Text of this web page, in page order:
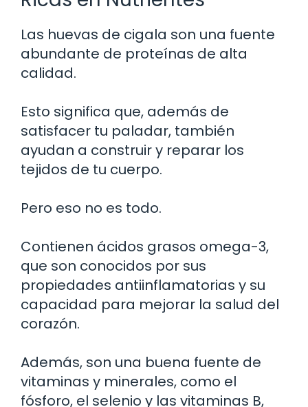
Las huevas de cigala son una fuente
abundante de proteínas de alta
calidad.
Esto significa que, además de
satisfacer tu paladar, también
ayudan a construir y reparar los
tejidos de tu cuerpo.
Pero eso no es todo.
Contienen ácidos grasos omega-3,
que son conocidos por sus
propiedades antiinflamatorias y su
capacidad para mejorar la salud del
corazón.
Además, son una buena fuente de
vitaminas y minerales, como el
fósforo, el selenio y las vitaminas B,